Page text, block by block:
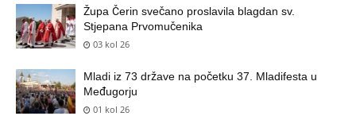
Župa Čerin svečano proslavila blagdan sv.
Stjepana Prvomučenika
03 kol 26
Mladi iz 73 države na početku 37. Mladifesta u
Međugorju
01 kol 26